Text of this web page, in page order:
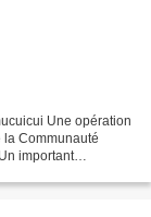
Une opération
Communauté
important